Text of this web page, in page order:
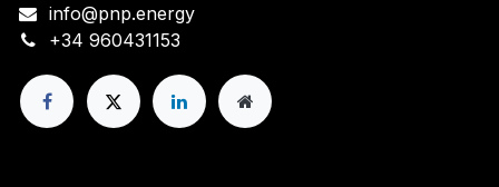
info@pnp.energy
+34 960431153